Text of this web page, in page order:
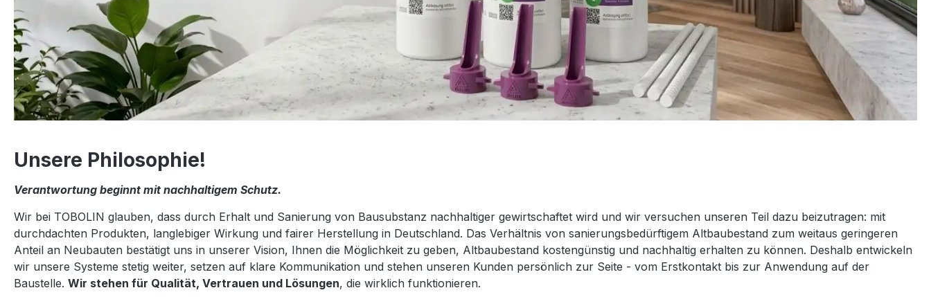
Unsere Philosophie!
Verantwortung beginnt mit nachhaltigem Schutz.
Wir bei TOBOLIN glauben, dass durch Erhalt und Sanierung von Bausubstanz nachhaltiger gewirtschaftet wird und wir versuchen unseren Teil dazu beizutragen: mit
durchdachten Produkten, langlebiger Wirkung und fairer Herstellung in Deutschland. Das Verhältnis von sanierungsbedürftigem Altbaubestand zum weitaus geringeren
Anteil an Neubauten bestätigt uns in unserer Vision, Ihnen die Möglichkeit zu geben, Altbaubestand kostengünstig und nachhaltig erhalten zu können. Deshalb entwickeln
wir unsere Systeme stetig weiter, setzen auf klare Kommunikation und stehen unseren Kunden persönlich zur Seite - vom Erstkontakt bis zur Anwendung auf der
Baustelle. Wir stehen für Qualität, Vertrauen und Lösungen, die wirklich funktionieren.